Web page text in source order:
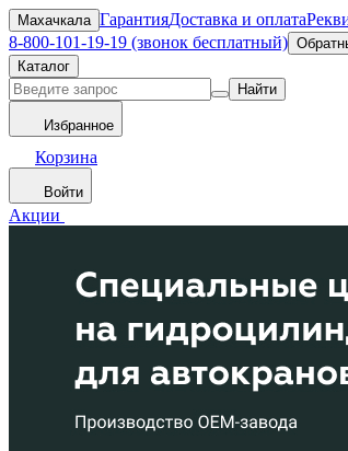
Махачкала ГарантияДоставка и оплата
8-800-101-19-19 (звонок бесплатный)
Каталог
Найти
Избранное
Корзина
Войти
Акции